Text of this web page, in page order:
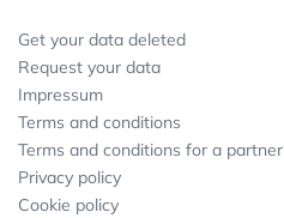
Get your data deleted
Request your data
Impressum
Terms and conditions
Terms and conditions for a partner
Privacy policy
Cookie policy